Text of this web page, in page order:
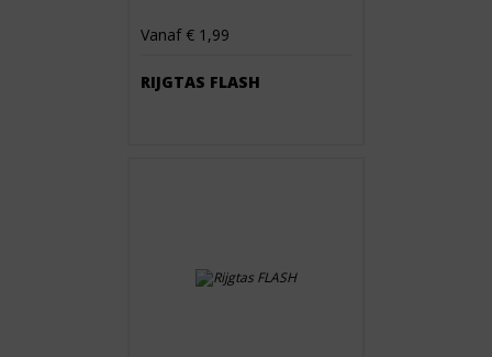
Vanaf € 1,99
RIJGTAS FLASH